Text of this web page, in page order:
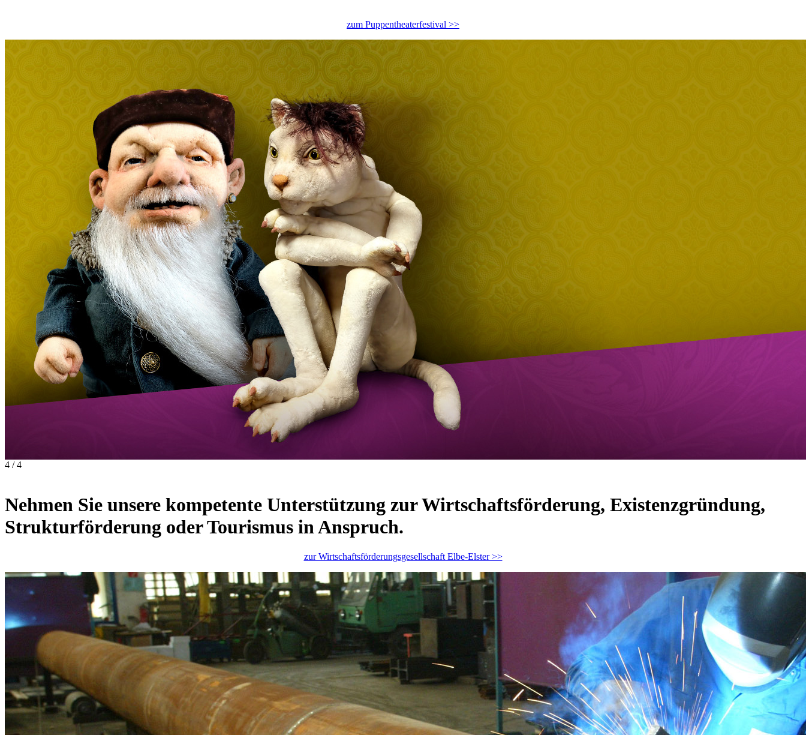
zum Puppentheaterfestival >>
4 / 4
Nehmen Sie unsere kompetente Unterstützung zur Wirtschaftsförderung, Existenzgründung,
Strukturförderung oder Tourismus in Anspruch.
zur Wirtschaftsförderungsgesellschaft Elbe-Elster >>